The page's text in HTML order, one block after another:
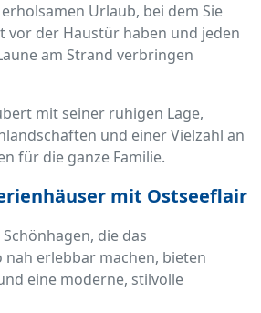
Urlaub, bei dem Sie
vor der Haustür haben und jeden
am Strand verbringen
mit seiner ruhigen Lage,
und einer Vielzahl an
für die ganze Familie.
mit Ostseeflair
die das
nah erlebbar machen, bieten
eine moderne, stilvolle